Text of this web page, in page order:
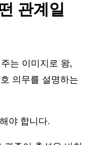
관계일
야 합니다.